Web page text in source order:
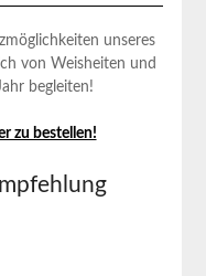
unseres
von Weisheiten und
begleiten!
zu bestellen!